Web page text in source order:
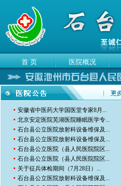
首 页 医院概况
安徽省中医药大学国医堂专家8月...
北京安定医院芜湖医院睡眠医学专...
石台县公立医院放射科设备维保及...
石台县公立医院放射科设备维保及...
石台县公立医院（县人民医院院区...
石台县公立医院（县人民医院院区...
关于征兵体检期间（7月28日）...
石台县公立医院放射科设备维保及...